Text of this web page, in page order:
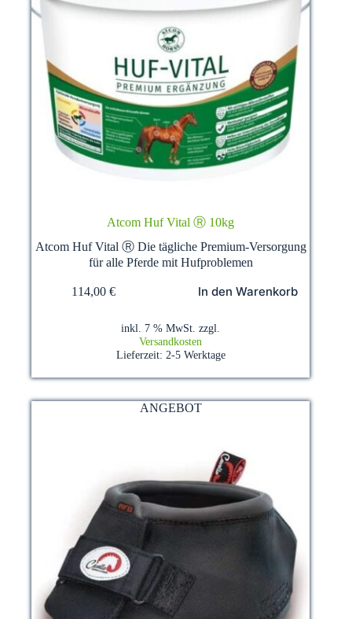
Atcom Huf Vital Ⓡ 10kg
Atcom Huf Vital Ⓡ Die tägliche Premium-Versorgung
für alle Pferde mit Hufproblemen
114,00 € In den Warenkorb
inkl. 7 % MwSt. zzgl.
Versandkosten
Lieferzeit: 2-5 Werktage
ANGEBOT